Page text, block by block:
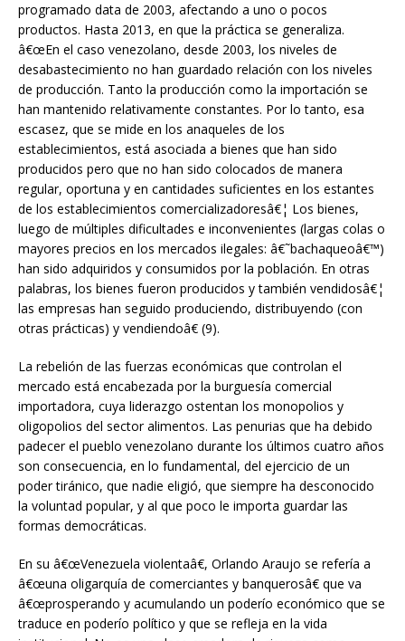
programado data de 2003, afectando a uno o pocos
productos. Hasta 2013, en que la práctica se generaliza.
â€œEn el caso venezolano, desde 2003, los niveles de
desabastecimiento no han guardado relación con los niveles
de producción. Tanto la producción como la importación se
han mantenido relativamente constantes. Por lo tanto, esa
escasez, que se mide en los anaqueles de los
establecimientos, está asociada a bienes que han sido
producidos pero que no han sido colocados de manera
regular, oportuna y en cantidades suficientes en los estantes
de los establecimientos comercializadoresâ€¦ Los bienes,
luego de múltiples dificultades e inconvenientes (largas colas o
mayores precios en los mercados ilegales: â€˜bachaqueoâ€™)
han sido adquiridos y consumidos por la población. En otras
palabras, los bienes fueron producidos y también vendidosâ€¦
las empresas han seguido produciendo, distribuyendo (con
otras prácticas) y vendiendoâ€ (9).
La rebelión de las fuerzas económicas que controlan el
mercado está encabezada por la burguesía comercial
importadora, cuya liderazgo ostentan los monopolios y
oligopolios del sector alimentos. Las penurias que ha debido
padecer el pueblo venezolano durante los últimos cuatro años
son consecuencia, en lo fundamental, del ejercicio de un
poder tiránico, que nadie eligió, que siempre ha desconocido
la voluntad popular, y al que poco le importa guardar las
formas democráticas.
En su â€œVenezuela violentaâ€, Orlando Araujo se refería a
â€œuna oligarquía de comerciantes y banquerosâ€ que va
â€œprosperando y acumulando un poderío económico que se
traduce en poderío político y que se refleja en la vida